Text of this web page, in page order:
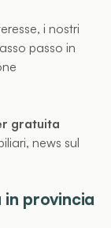
i nostri
passo in
gratuita
news sul
in provincia